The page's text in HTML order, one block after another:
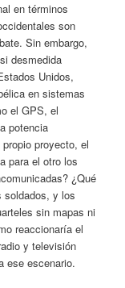
en términos
son
Sin embargo,
desmedida
Unidos,
en sistemas
el GPS, el
potencia
proyecto, el
para el otro los
¿Qué
soldados, y los
sin mapas ni
reaccionaría el
y televisión
ese escenario.